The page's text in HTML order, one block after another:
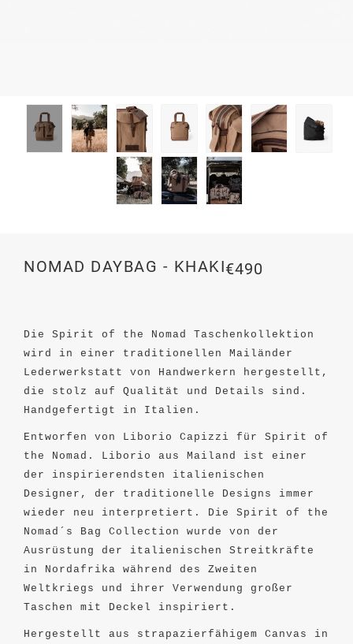
NOMAD DAYBAG - KHAKI€490
Die Spirit of the Nomad Taschenkollektion
wird in einer traditionellen Mailänder
Lederwerkstatt von Handwerkern hergestellt,
die stolz auf Qualität und Details sind.
Handgefertigt in Italien.
Entworfen von Liborio Capizzi für Spirit of
the Nomad. Liborio aus Mailand ist einer
der inspirierendsten italienischen
Designer, der traditionelle Designs immer
wieder neu interpretiert. Die Spirit of the
Nomad´s Bag Collection wurde von der
Ausrüstung der italienischen Streitkräfte
in Nordafrika während des Zweiten
Weltkriegs und ihrer Verwendung großer
Taschen mit Deckel inspiriert.
Hergestellt aus strapazierfähigem Canvas in